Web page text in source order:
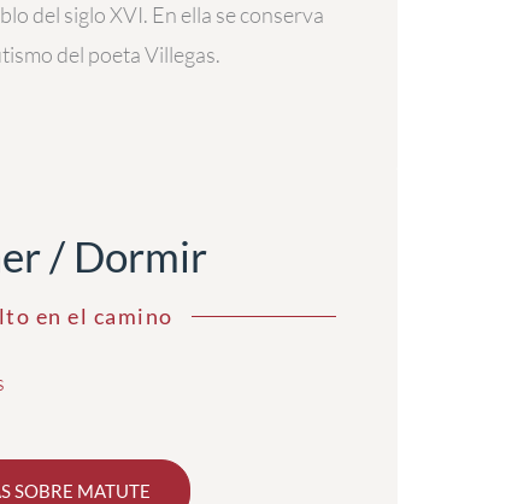
del siglo XVI. En ella se conserva
del poeta Villegas.
/ Dormir
en el camino
SOBRE MATUTE